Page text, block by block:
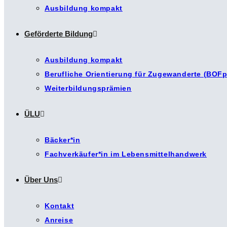
Ausbildung kompakt
Geförderte Bildung
Ausbildung kompakt
Berufliche Orientierung für Zugewanderte
Weiterbildungsprämien
ÜLU
Bäcker*in
Fachverkäufer*in im Lebensmittelhandwerk
Über Uns
Kontakt
Anreise